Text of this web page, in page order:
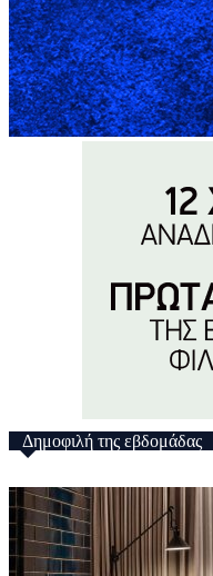
Δημοφιλή της εβδομάδας